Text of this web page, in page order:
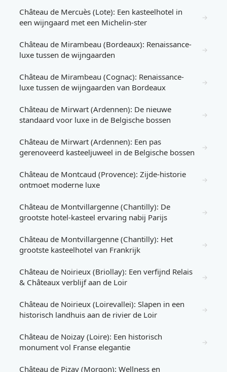
Château de Mercuès (Lote): Een kasteelhotel in
een wijngaard met een Michelin-ster
→
Château de Mirambeau (Bordeaux): Renaissance-
luxe tussen de wijngaarden
→
Château de Mirambeau (Cognac): Renaissance-
luxe tussen de wijngaarden van Bordeaux
→
Château de Mirwart (Ardennen): De nieuwe
standaard voor luxe in de Belgische bossen
→
Château de Mirwart (Ardennen): Een pas
gerenoveerd kasteeljuweel in de Belgische bossen
→
Château de Montcaud (Provence): Zijde-historie
ontmoet moderne luxe
→
Château de Montvillargenne (Chantilly): De
grootste hotel-kasteel ervaring nabij Parijs
→
Château de Montvillargenne (Chantilly): Het
grootste kasteelhotel van Frankrijk
→
Château de Noirieux (Briollay): Een verfijnd Relais
& Châteaux verblijf aan de Loir
→
Château de Noirieux (Loirevallei): Slapen in een
historisch landhuis aan de rivier de Loir
→
Château de Noizay (Loire): Een historisch
monument vol Franse elegantie
→
Château de Pizay (Morgon): Wellness en